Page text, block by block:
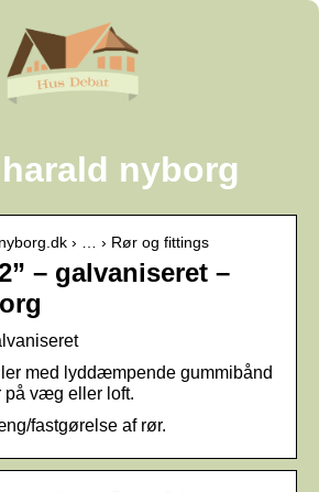
nyborg
› … › Rør og fittings
– galvaniseret –
med lyddæmpende gummibånd
på væg eller loft.
fastgørelse af rør.